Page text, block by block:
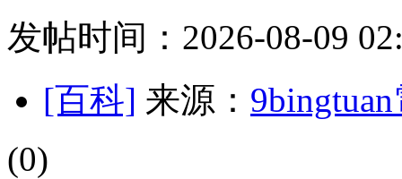
发帖时间：2026-08-09
[百科] 来源：
(0)